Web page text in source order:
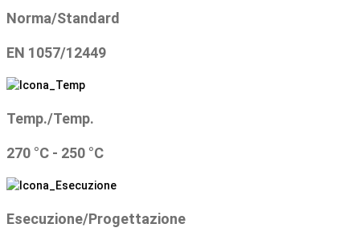
Norma/Standard
EN 1057/12449
Temp./Temp.
270 °C - 250 °C
Esecuzione/Progettazione